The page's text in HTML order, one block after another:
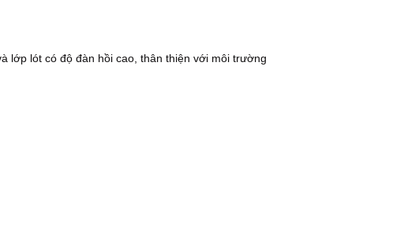
lớp lót có độ đàn hồi cao, thân thiện với môi trường